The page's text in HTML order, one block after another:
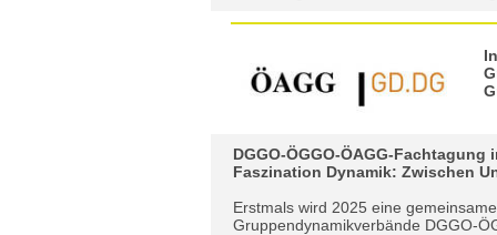
DGGO-ÖGGO-ÖAGG-Fachtagung
Faszination Dynamik: Zwischen
Erstmals wird 2025 eine
Gruppendynamikverbände DGGO-